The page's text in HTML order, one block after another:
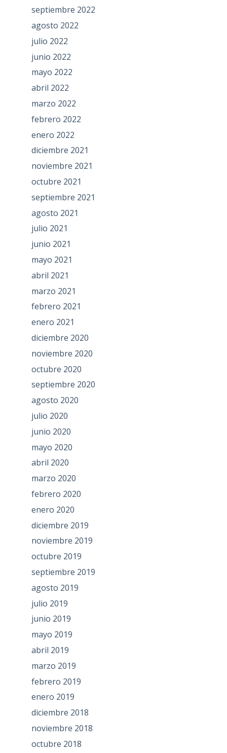
septiembre 2022
agosto 2022
julio 2022
junio 2022
mayo 2022
abril 2022
marzo 2022
febrero 2022
enero 2022
diciembre 2021
noviembre 2021
octubre 2021
septiembre 2021
agosto 2021
julio 2021
junio 2021
mayo 2021
abril 2021
marzo 2021
febrero 2021
enero 2021
diciembre 2020
noviembre 2020
octubre 2020
septiembre 2020
agosto 2020
julio 2020
junio 2020
mayo 2020
abril 2020
marzo 2020
febrero 2020
enero 2020
diciembre 2019
noviembre 2019
octubre 2019
septiembre 2019
agosto 2019
julio 2019
junio 2019
mayo 2019
abril 2019
marzo 2019
febrero 2019
enero 2019
diciembre 2018
noviembre 2018
octubre 2018